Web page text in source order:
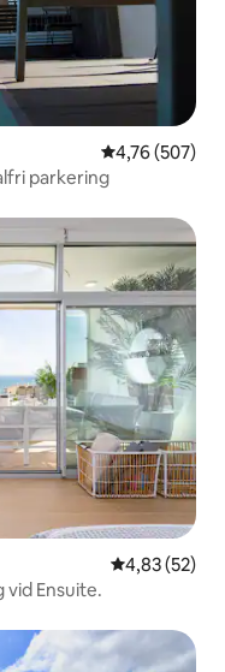
4,76 av 5 i
4,76 (507)
parkering
4,83 av 5 i
4,83 (52)
vid Ensuite.